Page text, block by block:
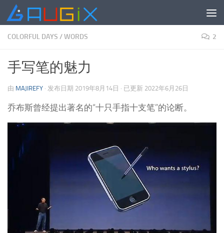
跳至内容
COLORFUL DAYS /WORDS 2
手写笔的魅力
由 MAJIREFY · 发布日期 2019年8月14日 · 已更新 2022年6月26日
乔布斯曾经提出著名的“十只手指十支笔”的论断。